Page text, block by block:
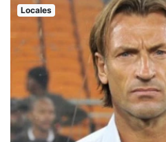
Locales